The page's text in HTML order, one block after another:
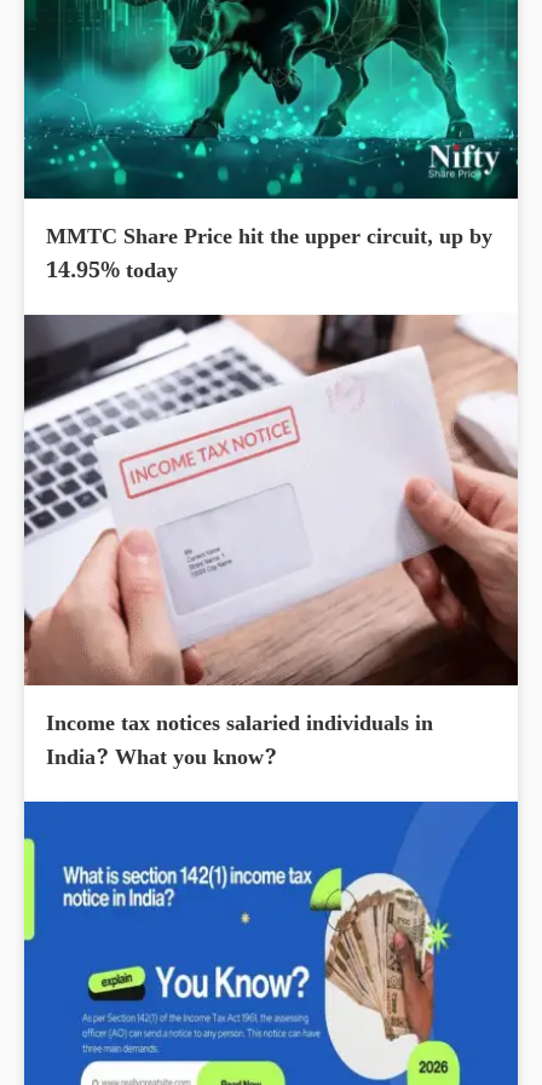
MMTC Share Price hit the upper circuit, up by
14.95% today
Income tax notices salaried individuals in
India? What you know?